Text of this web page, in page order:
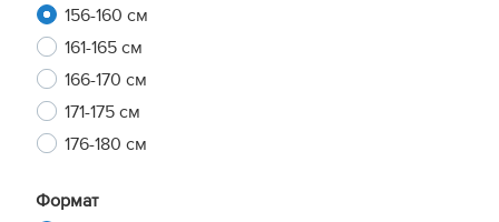
156-160 см
161-165 см
166-170 см
171-175 см
176-180 см
Формат